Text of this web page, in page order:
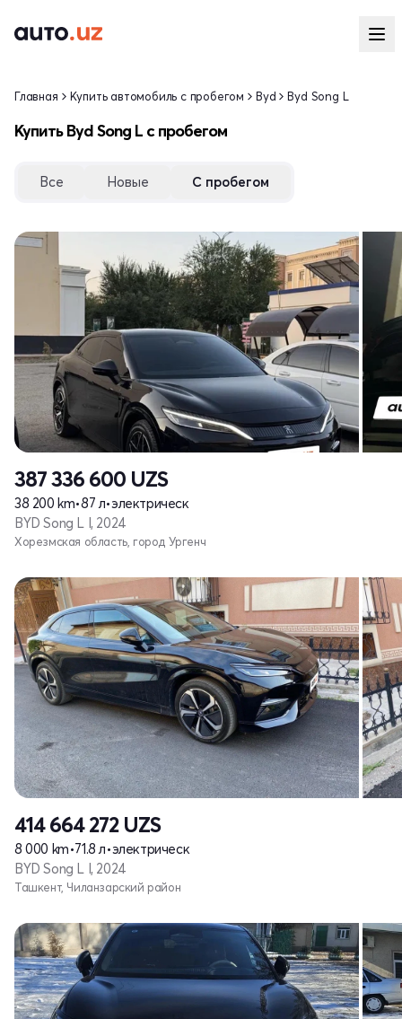
Главная Купить автомобиль с пробегом Byd Byd Song L
Купить Byd Song L с пробегом
Все Новые С пробегом
387 336 600 UZS
38 200 km•87 л•электрическ
BYD Song L I, 2024
Хорезмская область, город Ургенч
414 664 272 UZS
8 000 km•71.8 л•электрическ
BYD Song L I, 2024
Ташкент, Чиланзарский район